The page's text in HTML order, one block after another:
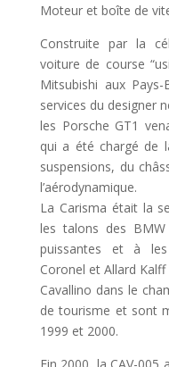
Moteur et boîte de
Construite par la
voiture de course
Mitsubishi aux
services du designer
les Porsche GT1
qui a été chargé de
suspensions, du
l’aérodynamique.
La Carisma était la
les talons des
puissantes et à les
Coronel et Allard
Cavallino dans le
de tourisme et sont
1999 et 2000.